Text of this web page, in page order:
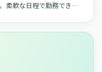
柔軟な日程で勤務できる